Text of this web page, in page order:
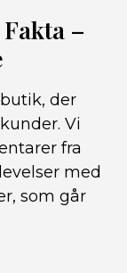
–
der
Vi
fra
med
som går